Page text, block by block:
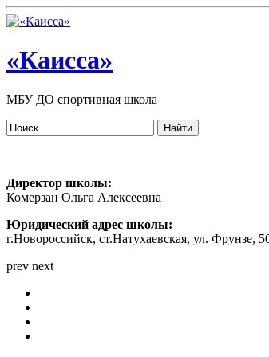
«Каисса»
МБУ ДО спортивная школа
Директор школы:
Комерзан Ольга Алексеевна
Юридический адрес школы:
г.Новороссийск, ст.Натухаевская, ул. Фрунзе,
prev next